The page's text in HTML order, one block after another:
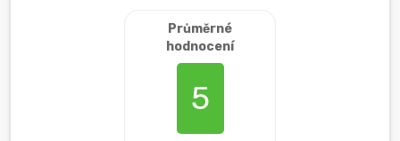
Průměrné
hodnocení
5